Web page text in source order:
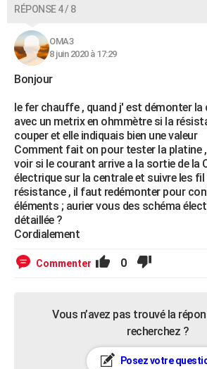
RÉPONSE 4 / 8
OMA3
8 juin 2020 à 17:29
Bonjour
le fer chauffe , quand j' est démonter
avec un metrix en ohmmètre si la
couper et elle indiquais bien une valeur
Comment fait on pour tester la platine
voir si le courant arrive a la sortie de la
électrique sur la centrale et suivre les fil
résistance , il faut redémonter pour
éléments ; aurier vous des schéma
détaillée ?
Cordialement
Commenter 0
Vous n’avez pas trouvé la
recherchez ?
Posez votre